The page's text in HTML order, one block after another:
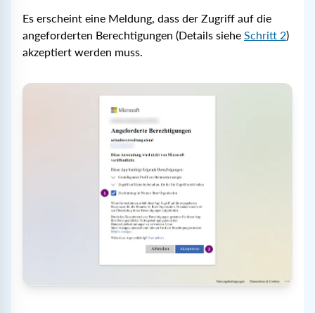
Es erscheint eine Meldung, dass der Zugriff auf die
angeforderten Berechtigungen (Details siehe Schritt 2)
akzeptiert werden muss.